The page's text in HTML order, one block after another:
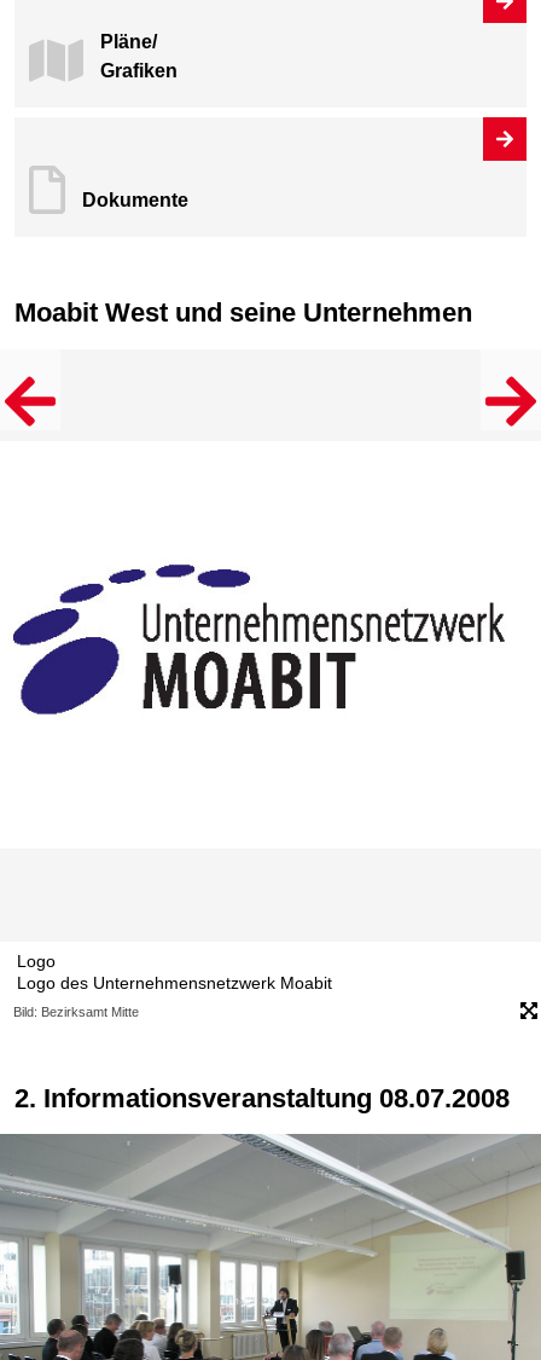
Pläne/
Grafiken
Dokumente
Moabit West und seine Unternehmen
Logo
Logo des Unternehmensnetzwerk Moabit
Bild: Bezirksamt Mitte
2. Informationsveranstaltung 08.07.2008